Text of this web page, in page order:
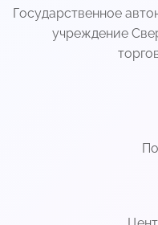
Государственное
учреждение